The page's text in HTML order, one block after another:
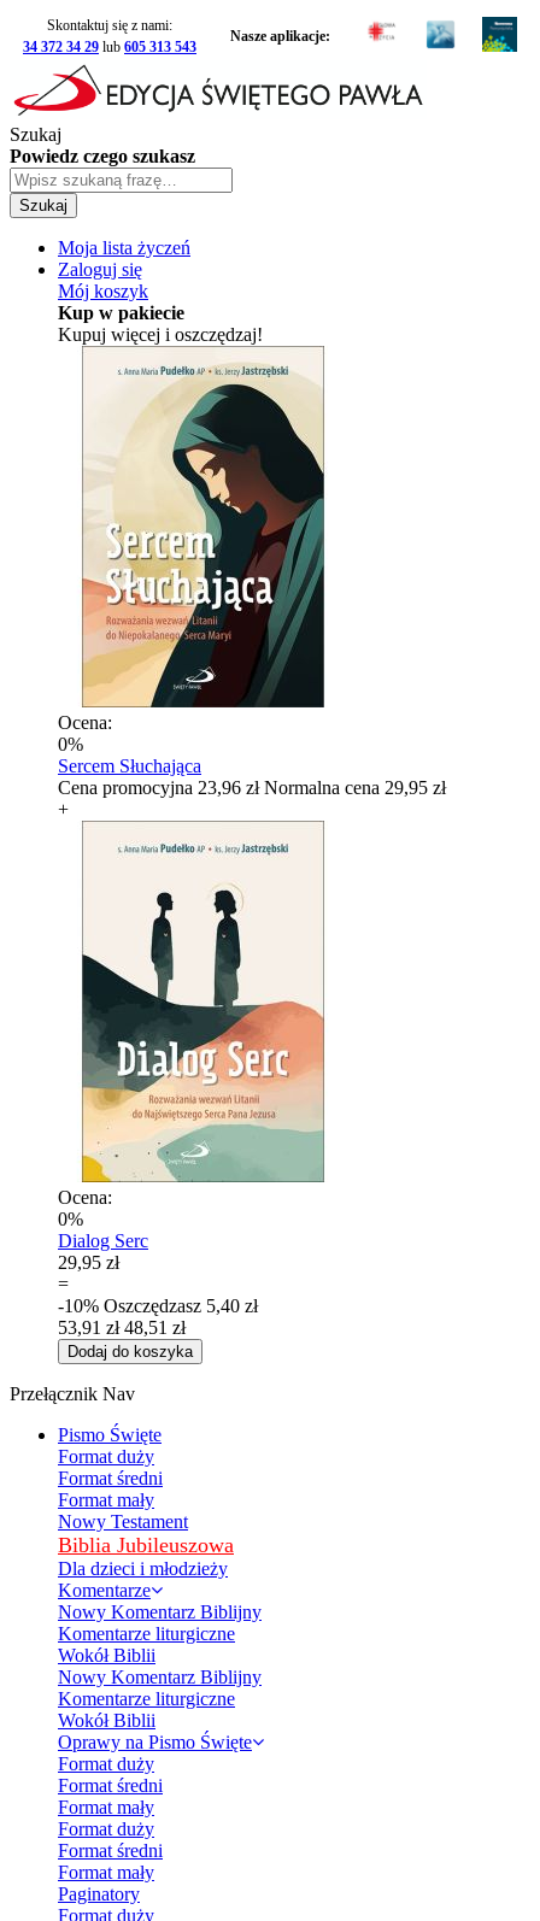
Skontaktuj się z nami:
34 372 34 29 lub 605 313 543
Nasze aplikacje:
Szukaj
Powiedz czego szukasz
Szukaj
Moja lista życzeń
Zaloguj się
Mój koszyk
Kup w pakiecie
Kupuj więcej i oszczędzaj!
Ocena:
0%
Sercem Słuchająca
Cena promocyjna 23,96 zł Normalna cena 29,95 zł
+
Ocena:
0%
Dialog Serc
29,95 zł
=
-10% Oszczędzasz 5,40 zł
53,91 zł 48,51 zł
Dodaj do koszyka
Przełącznik Nav
Pismo Święte
Format duży
Format średni
Format mały
Nowy Testament
Biblia Jubileuszowa
Dla dzieci i młodzieży
Komentarze
Nowy Komentarz Biblijny
Komentarze liturgiczne
Wokół Biblii
Nowy Komentarz Biblijny
Komentarze liturgiczne
Wokół Biblii
Oprawy na Pismo Święte
Format duży
Format średni
Format mały
Format duży
Format średni
Format mały
Paginatory
Format duży